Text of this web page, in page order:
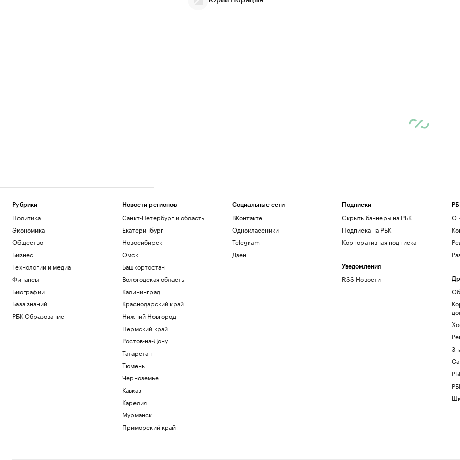
Рубрики
Политика
Экономика
Общество
Бизнес
Технологии и медиа
Финансы
Биографии
База знаний
РБК Образование
Новости регионов
Санкт-Петербург и область
Екатеринбург
Новосибирск
Омск
Башкортостан
Вологодская область
Калининград
Краснодарский край
Нижний Новгород
Пермский край
Ростов-на-Дону
Татарстан
Тюмень
Черноземье
Кавказ
Карелия
Мурманск
Приморский край
Социальные сети
ВКонтакте
Одноклассники
Telegram
Дзен
Подписки
Скрыть баннеры на РБК
Подписка на РБК
Корпоративная подписка
Уведомления
RSS Новости
О